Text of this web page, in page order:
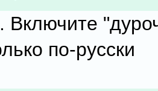
Включите
по-русски